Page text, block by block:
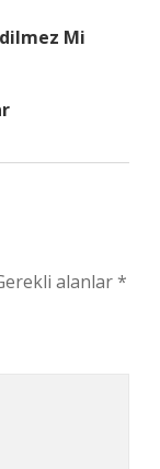
Mi
alanlar*